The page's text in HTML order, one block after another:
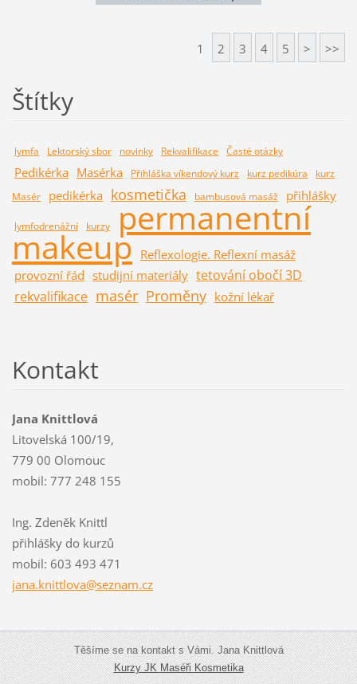
1 2 3 4 5 > >>
Štítky
lymfa Lektorský sbor novinky Rekvalifikace Časté otázky
Pedikérka Masérka Přihláška víkendový kurz kurz pedikúra
kurz
Masér
pedikérka kosmetička bambusová masáž přihlášky
lymfodrenážní kurzy permanentní
makeup Reflexologie. Reflexní masáž
provozní řád studijní materiály tetování obočí 3D
rekvalifikace masér Proměny kožní lékař
Kontakt
Jana Knittlová
Litovelská 100/19,
779 00 Olomouc
mobil: 777 248 155
Ing. Zdeněk Knittl
přihlášky do kurzů
mobil: 603 493 471
jana.knittlova@seznam.cz
Těšíme se na kontakt s Vámi. Jana Knittlová
Kurzy JKMaséřiKosmetika